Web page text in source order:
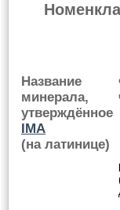
Название
минерала,
утверждённое
IMA
(на латинице)